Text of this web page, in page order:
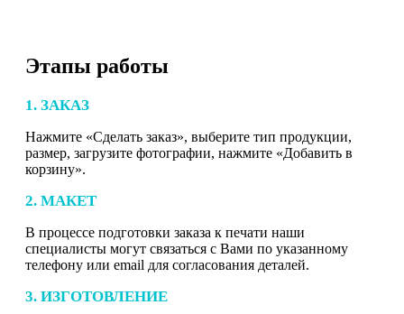
Этапы работы
1. ЗАКАЗ
Нажмите «Сделать заказ», выберите тип продукции,
размер, загрузите фотографии, нажмите «Добавить в
корзину».
2. МАКЕТ
В процессе подготовки заказа к печати наши
специалисты могут связаться с Вами по указанному
телефону или email для согласования деталей.
3. ИЗГОТОВЛЕНИЕ